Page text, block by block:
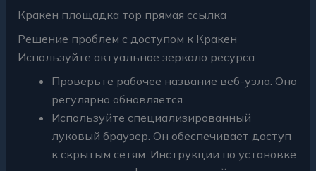
Кракен площадка тор прямая ссылка
Решение проблем с доступом к Кракен
Используйте актуальное зеркало ресурса.
Проверьте рабочее название веб-узла. Оно
регулярно обновляется.
Используйте специализированный
луковый браузер. Он обеспечивает доступ
к скрытым сетям. Инструкции по установке